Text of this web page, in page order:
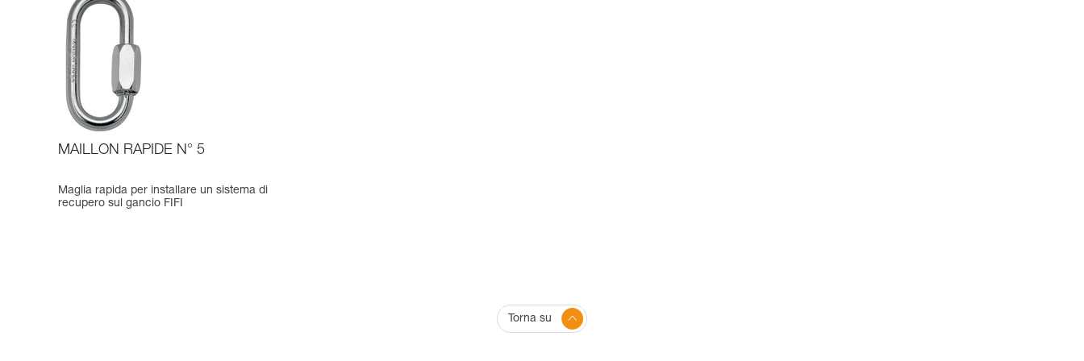
MAILLON RAPIDE N° 5
Maglia rapida per installare un sistema di
recupero sul gancio FIFI
Torna su